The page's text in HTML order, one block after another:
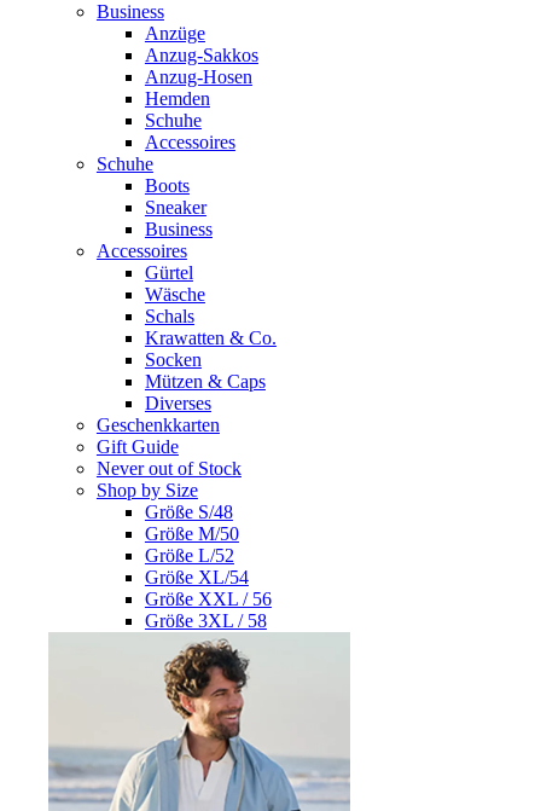
Business
Anzüge
Anzug-Sakkos
Anzug-Hosen
Hemden
Schuhe
Accessoires
Schuhe
Boots
Sneaker
Business
Accessoires
Gürtel
Wäsche
Schals
Krawatten & Co.
Socken
Mützen & Caps
Diverses
Geschenkkarten
Gift Guide
Never out of Stock
Shop by Size
Größe S/48
Größe M/50
Größe L/52
Größe XL/54
Größe XXL / 56
Größe 3XL / 58